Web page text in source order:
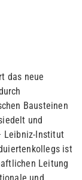
das neue
Bausteinen
und
Leibniz-Institut
ist
Leitung